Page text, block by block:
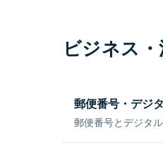
ビジネス
郵便番号・デジ
郵便番号とデジタ